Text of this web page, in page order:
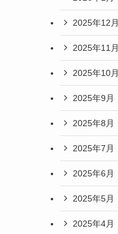
2025年12月
2025年11月
2025年10月
2025年9月
2025年8月
2025年7月
2025年6月
2025年5月
2025年4月